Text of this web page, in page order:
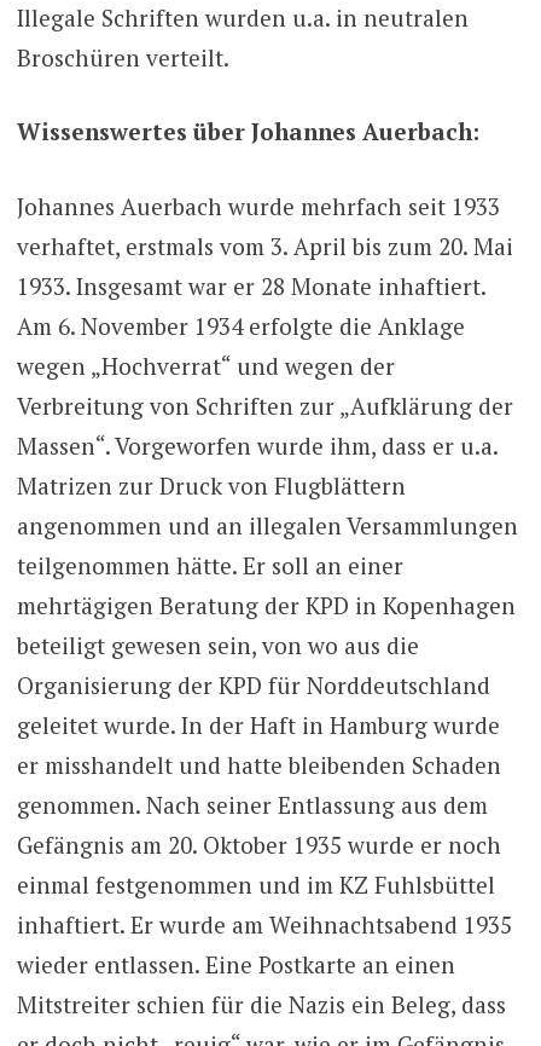
Illegale Schriften wurden u.a. in neutralen
Broschüren verteilt.
Wissenswertes über Johannes Auerbach:
Johannes Auerbach wurde mehrfach seit 1933
verhaftet, erstmals vom 3. April bis zum 20. Mai
1933. Insgesamt war er 28 Monate inhaftiert.
Am 6. November 1934 erfolgte die Anklage
wegen „Hochverrat“ und wegen der
Verbreitung von Schriften zur „Aufklärung der
Massen“. Vorgeworfen wurde ihm, dass er u.a.
Matrizen zur Druck von Flugblättern
angenommen und an illegalen Versammlungen
teilgenommen hätte. Er soll an einer
mehrtägigen Beratung der KPD in Kopenhagen
beteiligt gewesen sein, von wo aus die
Organisierung der KPD für Norddeutschland
geleitet wurde. In der Haft in Hamburg wurde
er misshandelt und hatte bleibenden Schaden
genommen. Nach seiner Entlassung aus dem
Gefängnis am 20. Oktober 1935 wurde er noch
einmal festgenommen und im KZ Fuhlsbüttel
inhaftiert. Er wurde am Weihnachtsabend 1935
wieder entlassen. Eine Postkarte an einen
Mitstreiter schien für die Nazis ein Beleg, dass